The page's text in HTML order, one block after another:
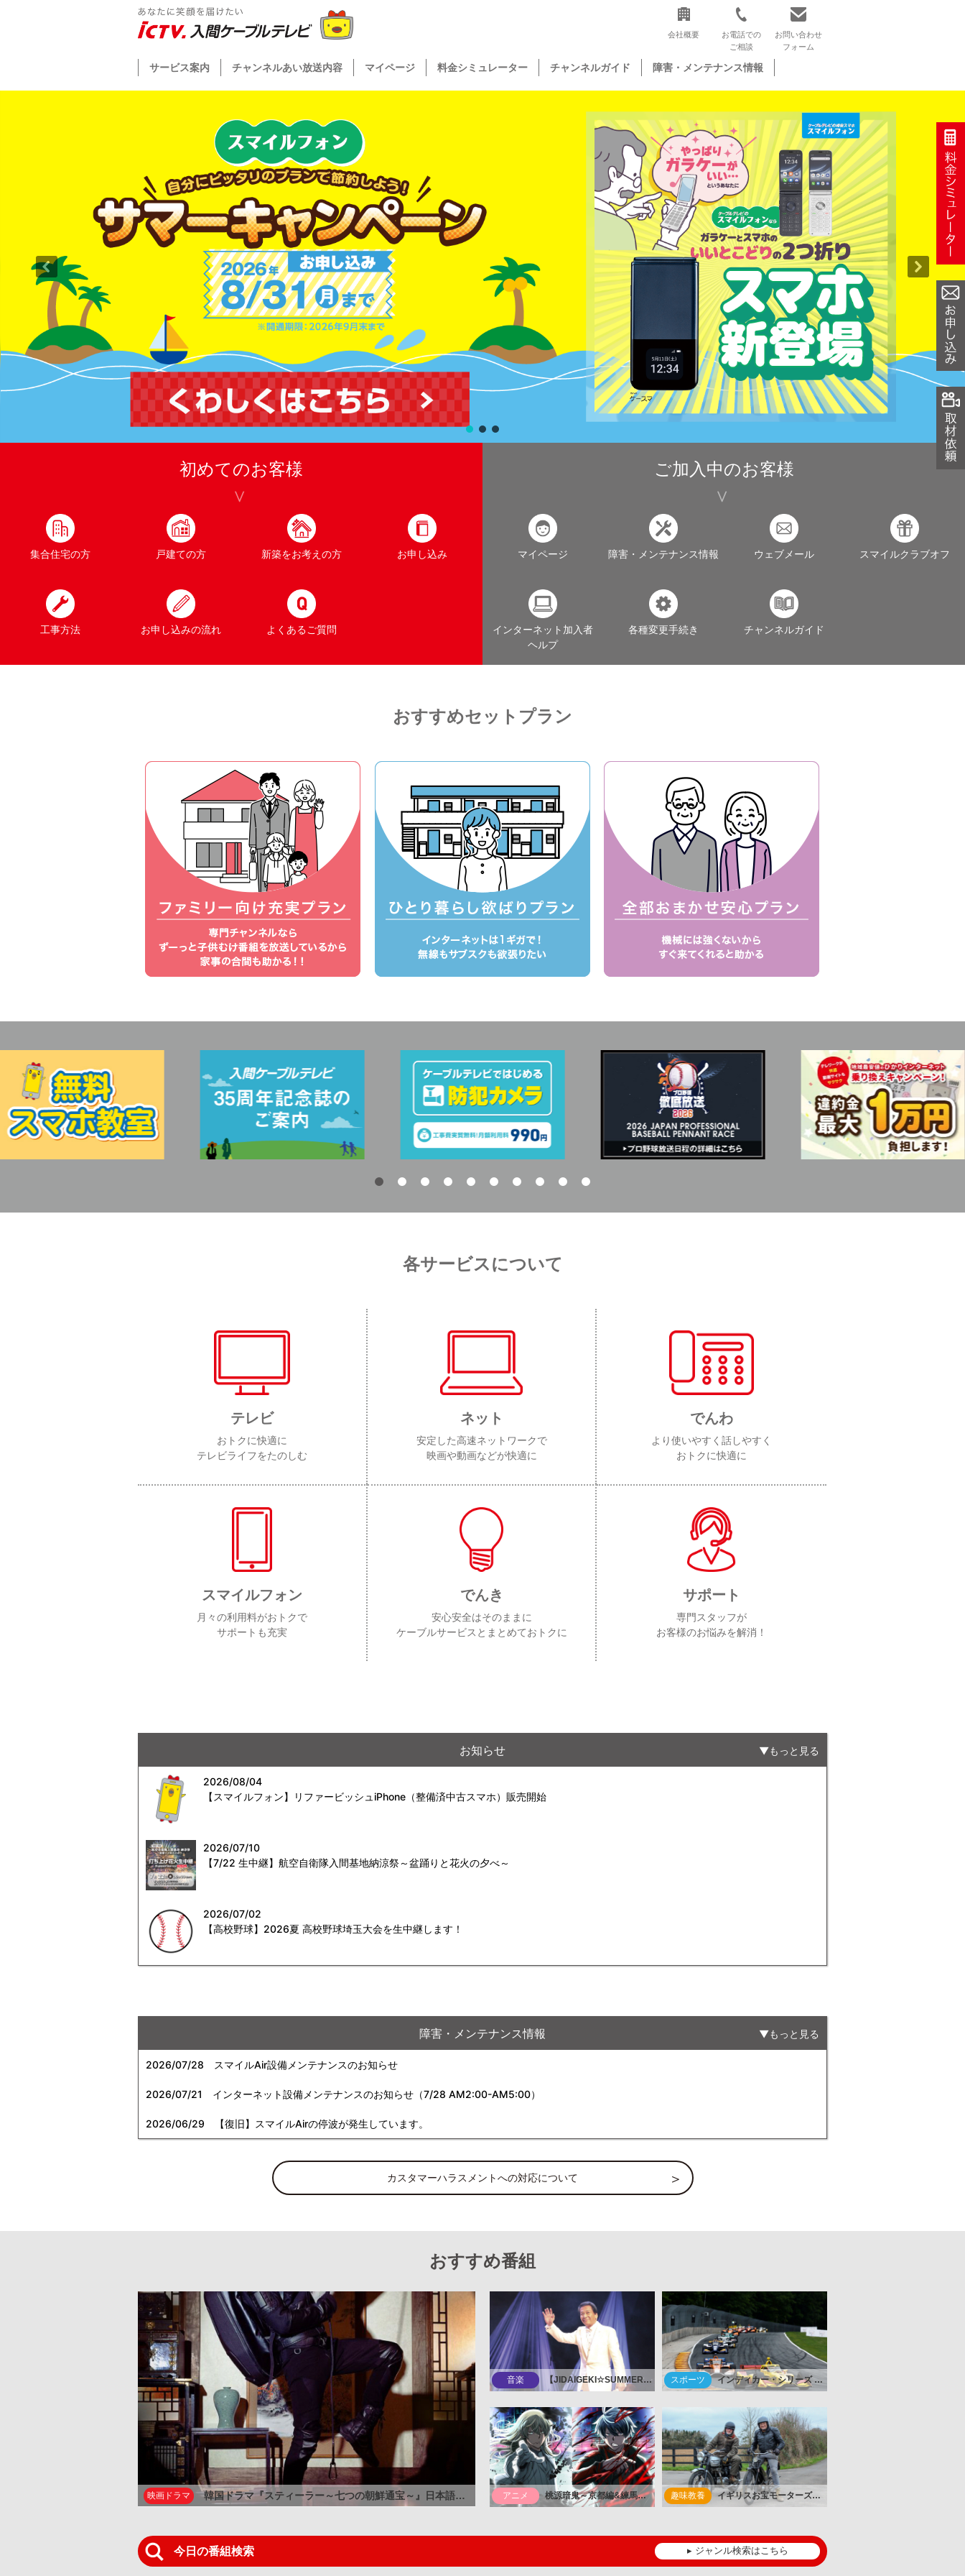
会社概要
お電話での
ご相談
お問い合わせ
フォーム
サービス案内 チャンネルあい放送内容 マイページ 料金シミュレーター チャンネルガイド 障害・メンテナンス情報
初めてのお客様
集合住宅の方 戸建ての方 新築をお考えの方 お申し込み
工事方法 お申し込みの流れ よくあるご質問
ご加入中のお客様
マイページ 障害・メンテナンス情報 ウェブメール スマイルクラブオフ
インターネット加入者
ヘルプ
各種変更手続き チャンネルガイド
おすすめセットプラン
各サービスについて
テレビ
おトクに快適に
テレビライフをたのしむ
ネット
安定した高速ネットワークで
映画や動画などが快適に
でんわ
より使いやすく話しやすく
おトクに快適に
スマイルフォン
月々の利用料がおトクで
サポートも充実
でんき
安心安全はそのままに
ケーブルサービスとまとめておトクに
サポート
専門スタッフが
お客様のお悩みを解消！
お知らせ もっと見る
2026/08/04
【スマイルフォン】リファービッシュiPhone（整備済中古スマホ）販売開始
2026/07/10
【7/22 生中継】航空自衛隊入間基地納涼祭～盆踊りと花火の夕べ～
2026/07/02
【高校野球】2026夏 高校野球埼玉大会を生中継します！
障害・メンテナンス情報 もっと見る
2026/07/28 スマイルAir設備メンテナンスのお知らせ
2026/07/21 インターネット設備メンテナンスのお知らせ（7/28 AM2:00-AM5:00）
2026/06/29 【復旧】スマイルAirの停波が発生しています。
カスタマーハラスメントへの対応について
おすすめ番組